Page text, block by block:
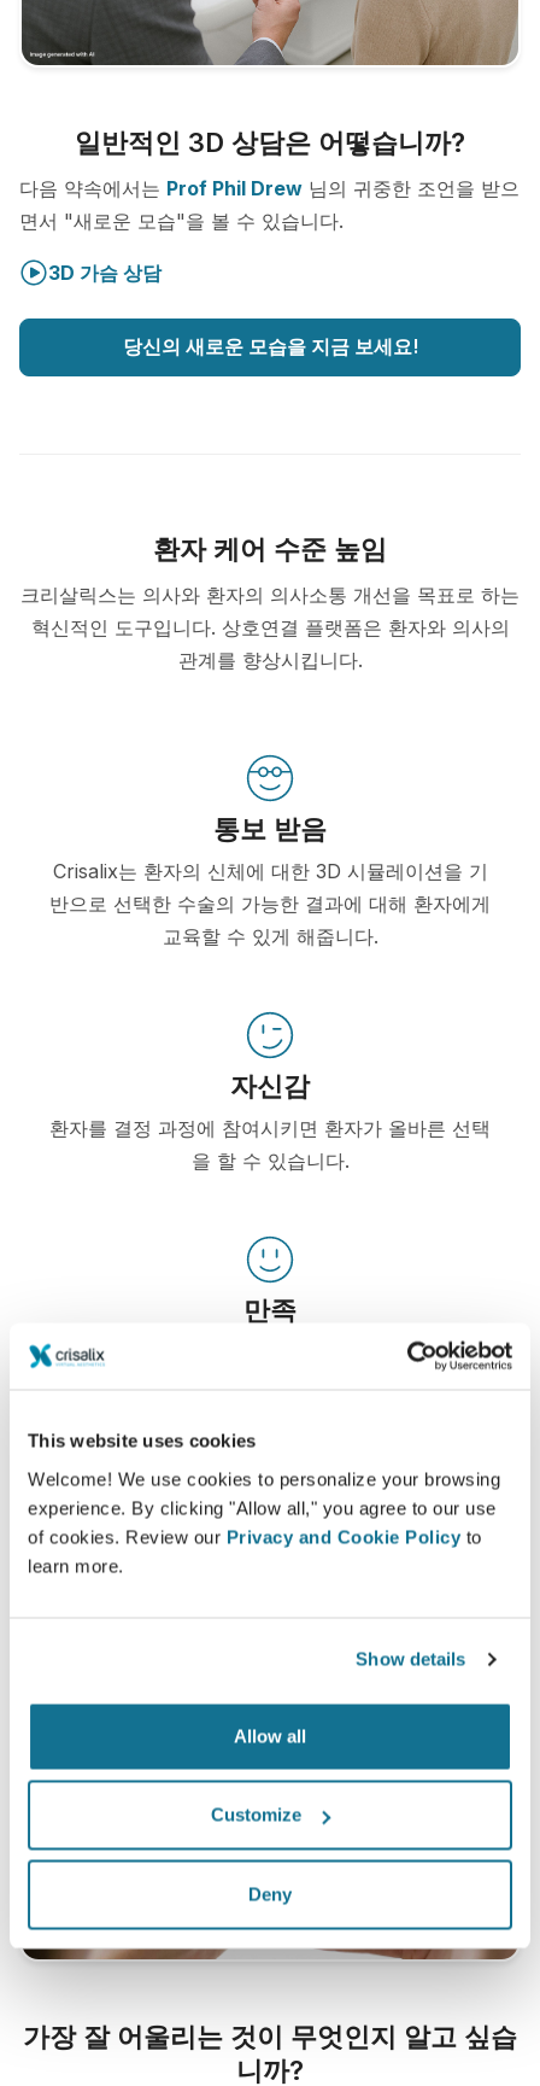
This website uses cookies
Welcome! We use cookies to personalize your browsing
experience. By clicking "Allow all," you agree to our use
of cookies. Review our Privacy and Cookie Policy to
learn more.
Show details
Allow all
Customize
Deny
일반적인 3D 상담은 어떻습니까?
다음 약속에서는 Prof Phil Drew 님의 귀중한 조언을 받으
면서 "새로운 모습"을 볼 수 있습니다.
3D 가슴 상담
당신의 새로운 모습을 지금 보세요!
환자 케어 수준 높임
크리살릭스는 의사와 환자의 의사소통 개선을 목표로 하는
혁신적인 도구입니다. 상호연결 플랫폼은 환자와 의사의
관계를 향상시킵니다.
통보 받음
Crisalix는 환자의 신체에 대한 3D 시뮬레이션을 기
반으로 선택한 수술의 가능한 결과에 대해 환자에게
교육할 수 있게 해줍니다.
자신감
환자를 결정 과정에 참여시키면 환자가 올바른 선택
을 할 수 있습니다.
만족
여성들 중 100%가 수술 전에 Crisalix 3D 시뮬레이
*2010년 5월과 2011년 9월 사이 스위스에서 가슴 확대술 받은 환자
의 온라인 조사.
가장 잘 어울리는 것이 무엇인지 알고 싶습
니까?